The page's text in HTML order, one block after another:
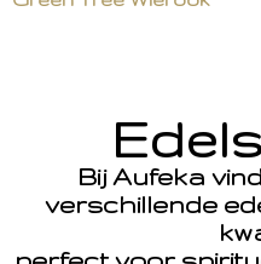
Bij Aufeka
verschillende